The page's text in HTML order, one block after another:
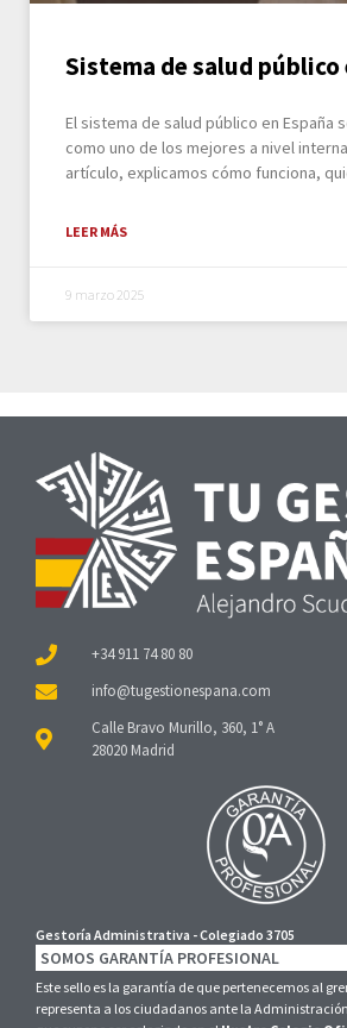
Sistema de salud público
El sistema de salud público en España
como uno de los mejores a nivel
artículo, explicamos cómo funciona,
LEER MÁS
9 marzo 2025
+34 911 74 80 80
Calle Bravo Murillo, 360, 1° A
28020 Madrid
Gestoría Administrativa - Colegiado 3705
SOMOS GARANTÍA PROFESIONAL
Este sello es la garantía de que pertenecemos al
representa a los ciudadanos ante la